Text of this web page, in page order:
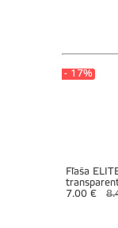
Fľaša
- 17%
7.00 €